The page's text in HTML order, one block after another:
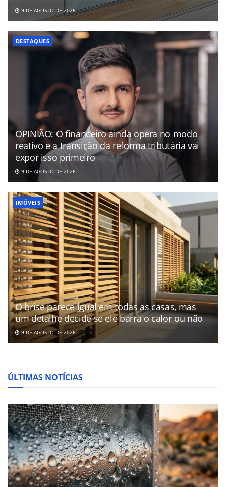
9 DE AGOSTO DE 2026
DESTAQUES
OPINIÃO: O financeiro ainda opera no modo
reativo e a transição da reforma tributária vai
expor isso primeiro
9 DE AGOSTO DE 2026
IMÓVEIS
O brise parece igual em todas as casas, mas
um detalhe decide se ele barra o calor ou não
9 DE AGOSTO DE 2026
ÚLTIMAS NOTÍCIAS